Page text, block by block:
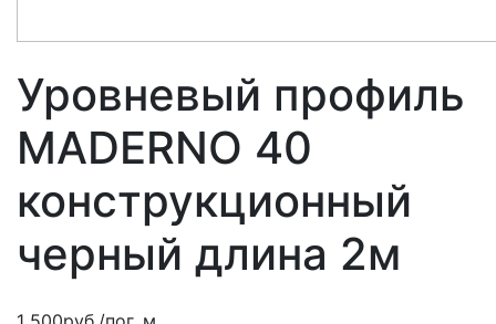
Уровневый профиль
MADERNO 40
конструкционный
черный длина 2м